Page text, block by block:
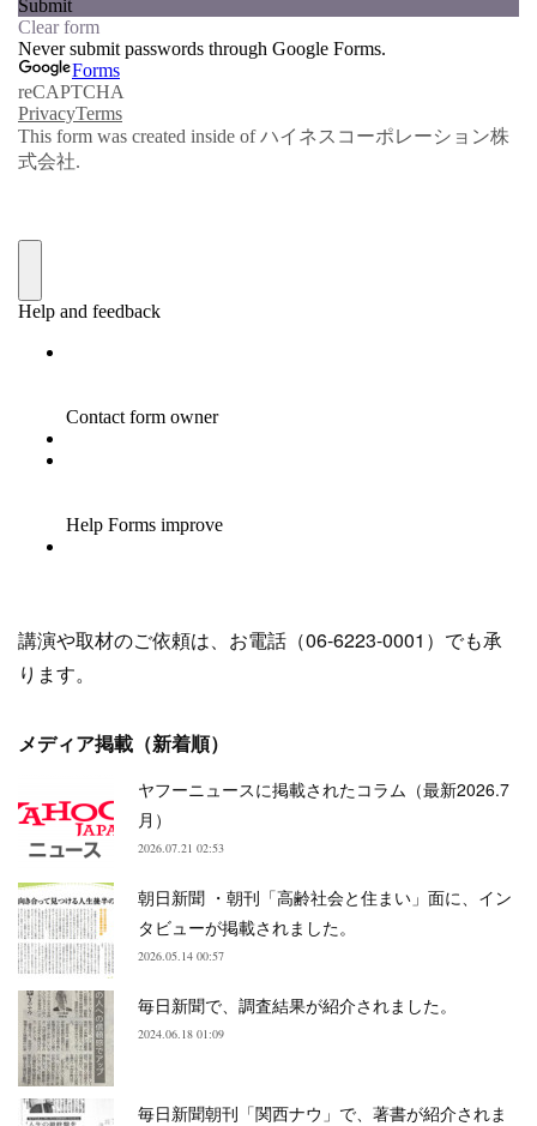
講演や取材のご依頼は、お電話（06-6223-0001）でも承
ります。
メディア掲載（新着順）
ヤフーニュースに掲載されたコラム（最新2026.7
月）
2026.07.21 02:53
朝日新聞 ・朝刊「高齢社会と住まい」面に、イン
タビューが掲載されました。
2026.05.14 00:57
毎日新聞で、調査結果が紹介されました。
2024.06.18 01:09
毎日新聞朝刊「関西ナウ」で、著書が紹介されま